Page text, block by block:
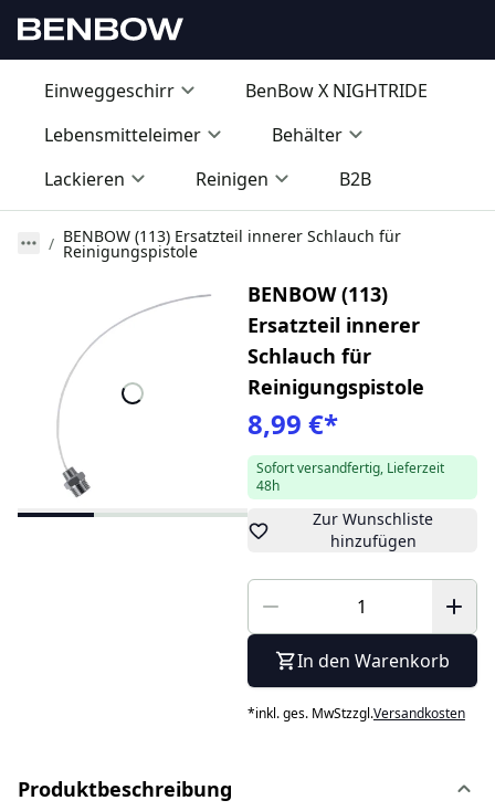
Einweggeschirr
BenBow X NIGHTRIDE
Lebensmitteleimer
Behälter
Lackieren
Reinigen B2B
BENBOW (113) Ersatzteil innerer Schlauch für
Reinigungspistole
BENBOW (113)
Ersatzteil innerer
Schlauch für
Reinigungspistole
8,99 €*
Sofort versandfertig, Lieferzeit
48h
Zur Wunschliste
hinzufügen
In den Warenkorb
*inkl. ges. MwStzzgl.Versandkosten
Produktbeschreibung